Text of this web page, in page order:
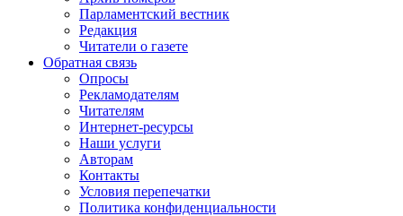
Парламентский вестник
Редакция
Читатели о газете
Обратная связь
Опросы
Рекламодателям
Читателям
Интернет-ресурсы
Наши услуги
Авторам
Контакты
Условия перепечатки
Политика конфиденциальности